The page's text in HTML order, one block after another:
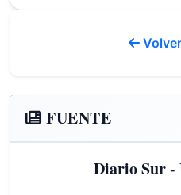
FUENTE
Diario Sur